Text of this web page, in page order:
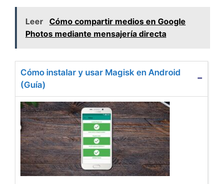
Leer Cómo compartir medios en Google
Photos mediante mensajería directa
Cómo instalar y usar Magisk en Android
(Guía)